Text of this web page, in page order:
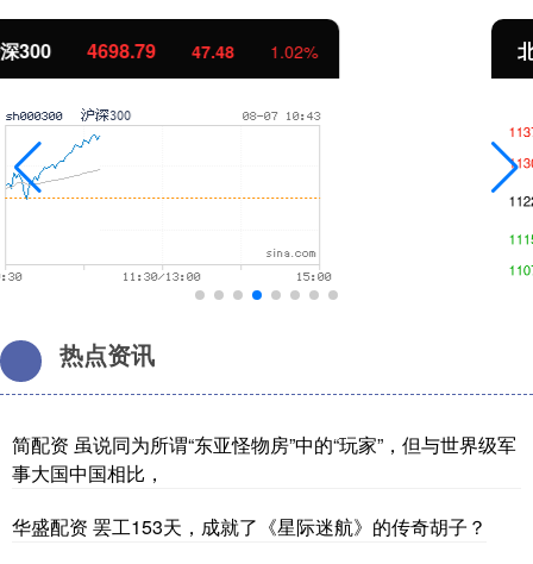
北证50 1122.48 -0.40
热点资讯
简配资 虽说同为所谓“东亚怪物房”中的“玩家”，但与世界级军
事大国中国相比，
华盛配资 罢工153天，成就了《星际迷航》的传奇胡子？